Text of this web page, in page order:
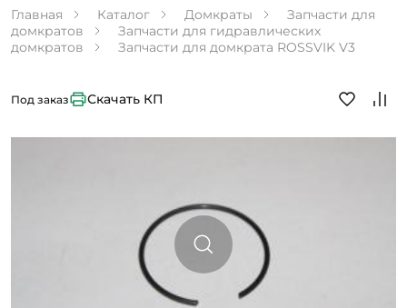
Главная Каталог Домкраты
Запчасти для
домкратов
Запчасти для гидравлических
домкратов
Запчасти для домкрата ROSSVIK V3
Под заказ Скачать КП